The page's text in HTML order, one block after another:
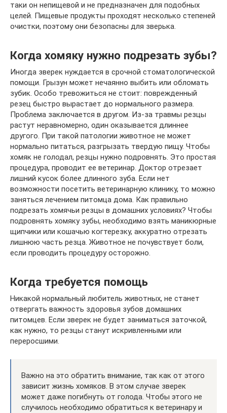
таки он непищевой и не предназначен для подобных
целей. Пищевые продукты проходят несколько степеней
очистки, поэтому они безопасны для зверька.
Когда хомяку нужно подрезать зубы?
Иногда зверек нуждается в срочной стоматологической
помощи. Грызун может нечаянно выбить или обломать
зубик. Особо тревожиться не стоит: поврежденный
резец быстро вырастает до нормального размера.
Проблема заключается в другом. Из-за травмы резцы
растут неравномерно, один оказывается длиннее
другого. При такой патологии животное не может
нормально питаться, разгрызать твердую пищу. Чтобы
хомяк не голодал, резцы нужно подровнять. Это простая
процедура, проводит ее ветеринар. Доктор отрезает
лишний кусок более длинного зуба. Если нет
возможности посетить ветеринарную клинику, то можно
заняться лечением питомца дома. Как правильно
подрезать хомячьи резцы в домашних условиях? Чтобы
подровнять хомяку зубы, необходимо взять маникюрные
щипчики или кошачью когтерезку, аккуратно отрезать
лишнюю часть резца. Животное не почувствует боли,
если проводить процедуру осторожно.
Когда требуется помощь
Никакой нормальный любитель животных, не станет
отвергать важность здоровья зубов домашних
питомцев. Если зверек не будет заниматься заточкой,
как нужно, то резцы станут искривленными или
переросшими.
Важно на это обратить внимание, так как от этого
зависит жизнь хомяков. В этом случае зверек
может даже погибнуть от голода. Чтобы этого не
случилось необходимо обратиться к ветеринару и